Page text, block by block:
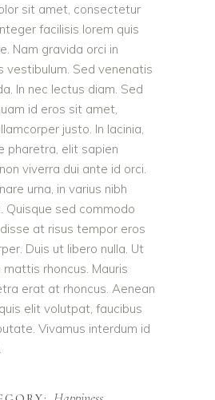
sit amet, consectetur
facilisis lorem quis
Nam gravida orci in
vestibulum. Sed venenatis
In nec lectus diam. Sed
id eros sit amet,
justo. In lacinia,
pharetra, elit sapien
viverra dui ante id orci.
urna, in varius nibh
Quisque sed commodo
at risus tempor eros
Duis ut libero nulla. Ut
rhoncus. Mauris
erat at rhoncus. Aenean
elit volutpat, faucibus
Vivamus interdum id